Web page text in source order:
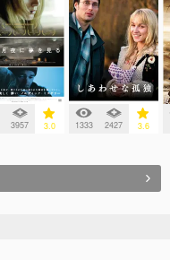
3957 3.0 1333 2427 3.6